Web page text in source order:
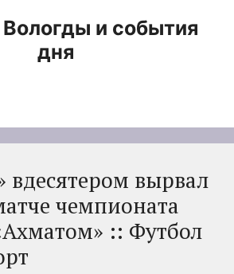
и события
дня
вдесятером вырвал
чемпионата
:: Футбол